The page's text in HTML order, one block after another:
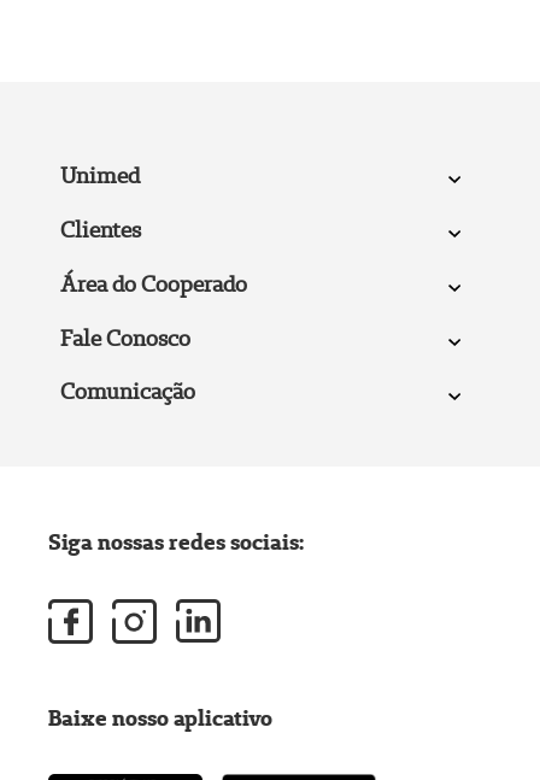
Unimed
Clientes
Área do Cooperado
Fale Conosco
Comunicação
Siga nossas redes sociais:
Baixe nosso aplicativo